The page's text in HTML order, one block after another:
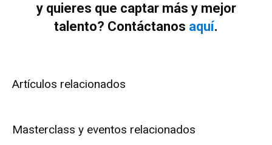
y quieres que captar más y mejor
talento? Contáctanos aquí.
Artículos relacionados
Masterclass y eventos relacionados